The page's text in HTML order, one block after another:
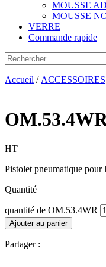
MOUSSE
MOUSSE
VERRE
Commande rapide
Accueil / ACCESSOIRES
HT
Pistolet pneumatique
Quantité
quantité de OM.53.4WR
Ajouter au panier
Partager :